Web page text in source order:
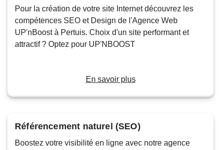
Pour la création de votre site Internet découvrez les
compétences SEO et Design de l'Agence Web
UP'nBoost à Pertuis. Choix d'un site performant et
attractif ? Optez pour UP'NBOOST
En savoir plus
Référencement naturel (SEO)
Boostez votre visibilité en ligne avec notre agence